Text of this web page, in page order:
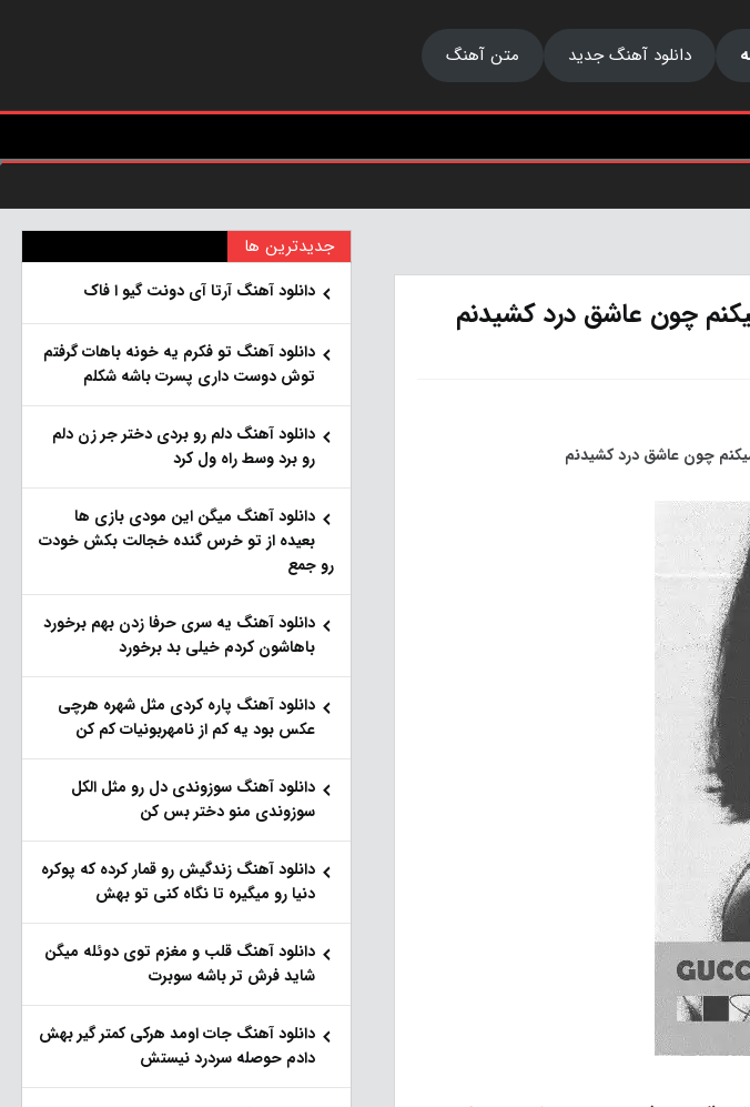
دانلود آهنگ جدید متن آهنگ
چون عاشق درد کشیدنم
چون عاشق درد کشیدنم
جدیدترین ها
دانلود آهنگ آرتا آی دونت گیو ا فاک
دانلود آهنگ تو فکرم یه خونه باهات گرفتم
توش دوست داری پسرت باشه شکلم
دانلود آهنگ دلم رو بردی دختر جر زن دلم
رو برد وسط راه ول کرد
دانلود آهنگ میگن این مودی بازی ها
بعیده از تو خرس گنده خجالت بکش خودت
رو جمع
دانلود آهنگ یه سری حرفا زدن بهم برخورد
باهاشون کردم خیلی بد برخورد
دانلود آهنگ پاره کردی مثل شهره هرچی
عکس بود یه کم از نامهربونیات کم کن
دانلود آهنگ سوزوندی دل رو مثل الکل
سوزوندی منو دختر بس کن
دانلود آهنگ زندگیش رو قمار کرده که پوکره
دنیا رو میگیره تا نگاه کنی تو بهش
دانلود آهنگ قلب و مغزم توی دوئله میگن
شاید فرش تر باشه سوبرت
دانلود آهنگ جات اومد هرکی کمتر گیر بهش
دادم حوصله سردرد نیستش